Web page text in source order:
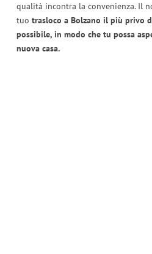
qualità incontra la convenienza. Il
tuo trasloco a Bolzano il più privo
possibile, in modo che tu possa
nuova casa.